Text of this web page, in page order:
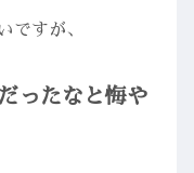
ですが、
ったなと悔や